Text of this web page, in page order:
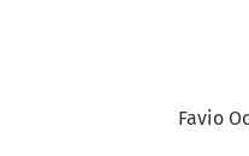
Favio